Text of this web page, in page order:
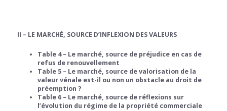
II – LE MARCHÉ, SOURCE D’INFLEXION DES VALEURS
Table 4 – Le marché, source de préjudice en cas de
refus de renouvellement
Table 5 – Le marché, source de valorisation de la
valeur vénale est-il ou non un obstacle au droit de
préemption ?
Table 6 – Le marché, source de réflexions sur
l’évolution du régime de la propriété commerciale